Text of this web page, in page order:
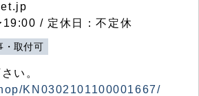
/ 定休日：不定休
・取付可
い。
KN0302101100001667/